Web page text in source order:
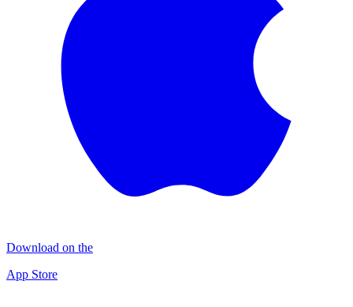
Download on the
App Store